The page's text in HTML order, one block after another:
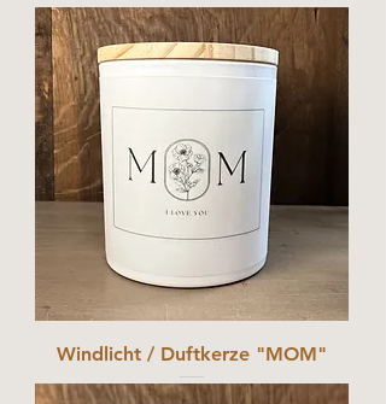
Windlicht / Duftkerze "MOM"